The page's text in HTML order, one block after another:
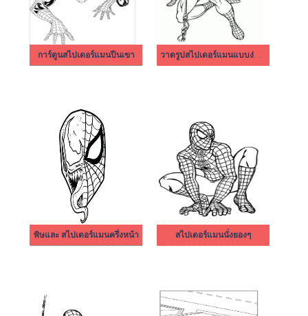
การ์ตูนสไปเดอร์แมนปีนเขา
พิษและ สไปเดอร์แมนครึ่งหน้า สไปเดอร์แมนนั่งยองๆ